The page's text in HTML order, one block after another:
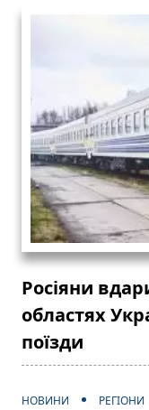
Росіяни
областях
поїзди
НОВИНИ
РЕГІОНИ